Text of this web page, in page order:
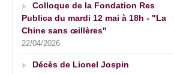
Colloque de la Fondation Res
Publica du mardi 12 mai à 18h - "La
Chine sans œillères"
22/04/2026
Décès de Lionel Jospin